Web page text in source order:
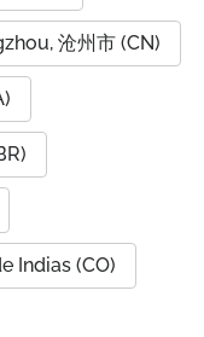
沧州市 (CN)
Indias (CO)